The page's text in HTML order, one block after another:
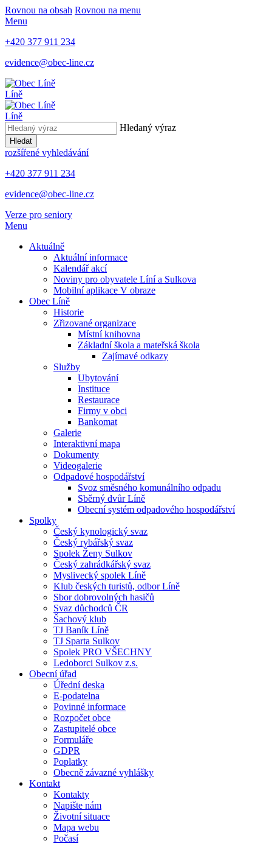
Rovnou na obsah Rovnou na menu
Menu
+420 377 911 234
evidence@obec-line.cz
Líně
Líně
Hledaný výraz
Hledat
rozšířené vyhledávání
+420 377 911 234
evidence@obec-line.cz
Verze pro seniory
Menu
Aktuálně
Aktuální informace
Kalendář akcí
Noviny pro obyvatele Líní a Sulkova
Mobilní aplikace V obraze
Obec Líně
Historie
Zřizované organizace
Místní knihovna
Základní škola a mateřská škola
Zajímavé odkazy
Služby
Ubytování
Instituce
Restaurace
Firmy v obci
Bankomat
Galerie
Interaktivní mapa
Dokumenty
Videogalerie
Odpadové hospodářství
Svoz směsného komunálního odpadu
Sběrný dvůr Líně
Obecní systém odpadového hospodářství
Spolky
Český kynologický svaz
Český rybářský svaz
Spolek Ženy Sulkov
Český zahrádkářský svaz
Myslivecký spolek Líně
Klub českých turistů, odbor Líně
Sbor dobrovolných hasičů
Svaz důchodců ČR
Šachový klub
TJ Baník Líně
TJ Sparta Sulkov
Spolek PRO VŠECHNY
Ledoborci Sulkov z.s.
Obecní úřad
Úřední deska
E-podatelna
Povinné informace
Rozpočet obce
Zastupitelé obce
Formuláře
GDPR
Poplatky
Obecně závazné vyhlášky
Kontakt
Kontakty
Napište nám
Životní situace
Mapa webu
Počasí